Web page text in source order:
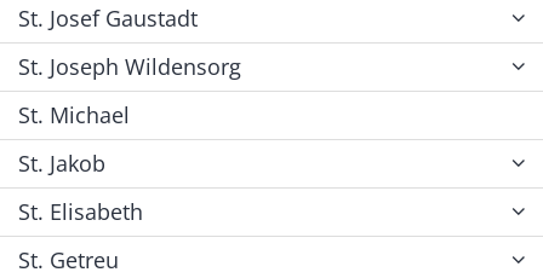
St. Josef Gaustadt
St. Joseph Wildensorg
St. Michael
St. Jakob
St. Elisabeth
St. Getreu